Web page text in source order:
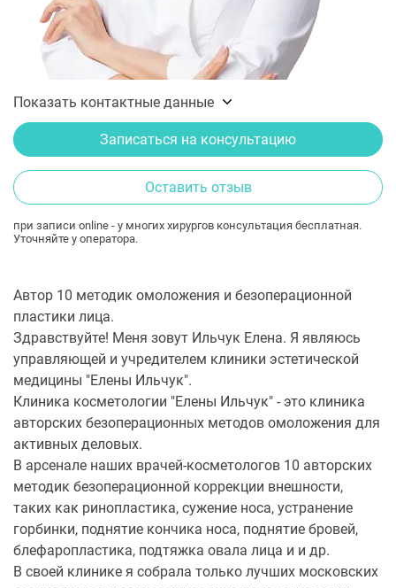
Показать контактные данные
Записаться на консультацию
Оставить отзыв
при записи online - у многих хирургов консультация бесплатная.
Уточняйте у оператора.
Автор 10 методик омоложения и безоперационной
пластики лица.
Здравствуйте! Меня зовут Ильчук Елена. Я являюсь
управляющей и учредителем клиники эстетической
медицины "Елены Ильчук".
Клиника косметологии "Елены Ильчук" - это клиника
авторских безоперационных методов омоложения для
активных деловых.
В арсенале наших врачей-косметологов 10 авторских
методик безоперационной коррекции внешности,
таких как ринопластика, сужение носа, устранение
горбинки, поднятие кончика носа, поднятие бровей,
блефаропластика, подтяжка овала лица и и др.
В своей клинике я собрала только лучших московских